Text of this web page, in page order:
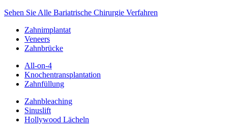
Sehen Sie Alle Bariatrische Chirurgie Verfahren
Zahnimplantat
Veneers
Zahnbrücke
All-on-4
Knochentransplantation
Zahnfüllung
Zahnbleaching
Sinuslift
Hollywood Lächeln